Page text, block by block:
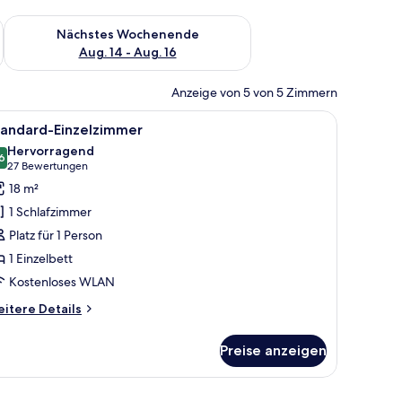
Aug. 7 - Aug. 9.
Nächstes Wochenende
Aug. 14 - Aug. 16
Überprüfe die Verfügbarkeit für nächstes Wochenende, Aug.
Anzeige von 5 von 5 Zimmern
Schreibtisch mit Stuhl, einem Fernseher und einem Telefon.
Ein Hotelzimmer mit Bett, Schreibtisch,
4 Einzelzimmer
von 10
Hervorragend
27 Bewertungen
(27
Bewertungen)
18 m²
1 Schlafzimmer
Platz für 1 Person
1 Einzelbett
Kostenloses WLAN
Details
Preise anzeigen
einem Sessel, einem Fenster mit Vorhängen und raumhoher Tapete mit